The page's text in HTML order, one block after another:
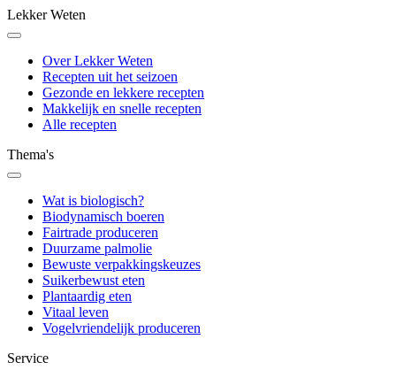
Lekker Weten
Over Lekker Weten
Recepten uit het seizoen
Gezonde en lekkere recepten
Makkelijk en snelle recepten
Alle recepten
Thema's
Wat is biologisch?
Biodynamisch boeren
Fairtrade produceren
Duurzame palmolie
Bewuste verpakkingskeuzes
Suikerbewust eten
Plantaardig eten
Vitaal leven
Vogelvriendelijk produceren
Service